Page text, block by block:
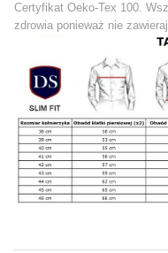
Certyfikat Oeko-Tex 100.
zdrowia ponieważ nie